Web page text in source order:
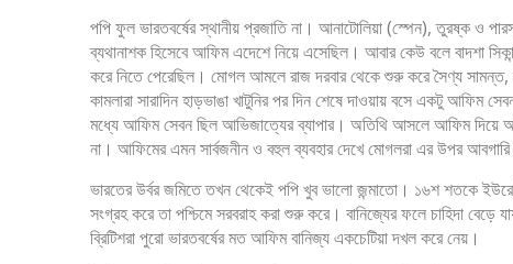
পপি ফুল ভারতবর্ষের স্থানীয় প্রজাতি না। আনাটোলিয়া (স্পেন), তুরষ্ক ও
ব্যথানাশক হিসেবে আফিম এদেশে নিয়ে এসেছিল। আবার কেউ বলে বাদশা
করে নিতে পেরেছিল। মোগল আমলে রাজ দরবার থেকে শুরু করে সৈণ্য
কামলারা সারাদিন হাড়ভাঙা খাটুনির পর দিন শেষে দাওয়ায় বসে একটু
মধ্যে আফিম সেবন ছিল আভিজাত্যের ব্যাপার। অতিথি আসলে আফিম দিয়ে
না। আফিমের এমন সার্বজনীন ও বহুল ব্যবহার দেখে মোগলরা এর উপর
ভারতের উর্বর জমিতে তখন থেকেই পপি খুব ভালো জন্মাতো। ১৬শ শতকে
সংগ্রহ করে তা পশ্চিমে সরবরাহ করা শুরু করে। বানিজ্যের ফলে চাহিদা বেড়ে
ব্রিটিশরা পুরো ভারতবর্ষের মত আফিম বানিজ্য একচেটিয়া দখল করে নেয়।